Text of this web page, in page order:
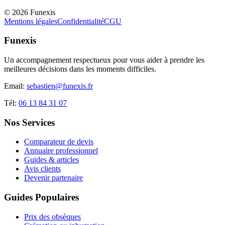
© 2026 Funexis
Mentions légalesConfidentialitéCGU
Funexis
Un accompagnement respectueux pour vous aider à prendre les
meilleures décisions dans les moments difficiles.
Email: sebastien@funexis.fr
Tél: 06 13 84 31 07
Nos Services
Comparateur de devis
Annuaire professionnel
Guides & articles
Avis clients
Devenir partenaire
Guides Populaires
Prix des obsèques